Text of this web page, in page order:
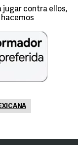
jugar contra ellos,